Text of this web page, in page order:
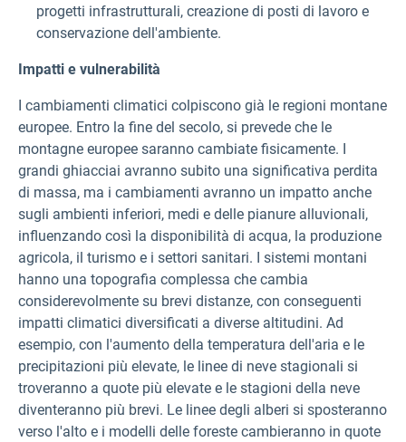
progetti infrastrutturali, creazione di posti di lavoro e
conservazione dell'ambiente.
Impatti e vulnerabilità
I cambiamenti climatici colpiscono già le regioni montane
europee. Entro la fine del secolo, si prevede che le
montagne europee saranno cambiate fisicamente. I
grandi ghiacciai avranno subito una significativa perdita
di massa, ma i cambiamenti avranno un impatto anche
sugli ambienti inferiori, medi e delle pianure alluvionali,
influenzando così la disponibilità di acqua, la produzione
agricola, il turismo e i settori sanitari. I sistemi montani
hanno una topografia complessa che cambia
considerevolmente su brevi distanze, con conseguenti
impatti climatici diversificati a diverse altitudini. Ad
esempio, con l'aumento della temperatura dell'aria e le
precipitazioni più elevate, le linee di neve stagionali si
troveranno a quote più elevate e le stagioni della neve
diventeranno più brevi. Le linee degli alberi si sposteranno
verso l'alto e i modelli delle foreste cambieranno in quote